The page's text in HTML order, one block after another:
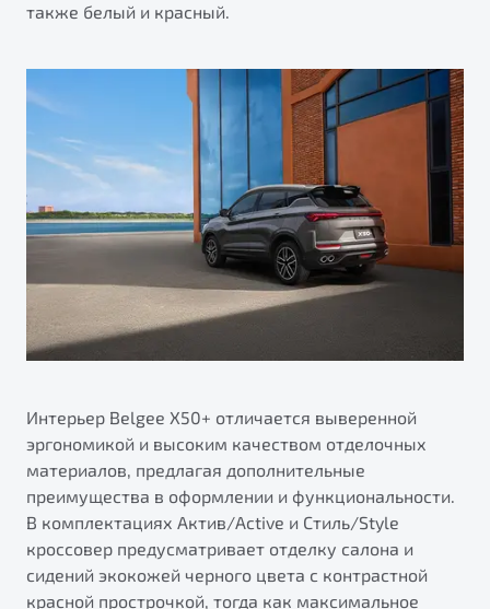
также белый и красный.
Интерьер Belgee X50+ отличается выверенной
эргономикой и высоким качеством отделочных
материалов, предлагая дополнительные
преимущества в оформлении и функциональности.
В комплектациях Актив/Active и Стиль/Style
кроссовер предусматривает отделку салона и
сидений экокожей черного цвета с контрастной
красной прострочкой, тогда как максимальное